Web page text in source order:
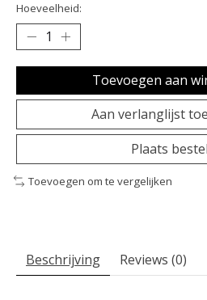
Hoeveelheid:
Toevoegen aan
Aan verlanglijst
Plaats
Toevoegen om te vergelijken
Beschrijving Reviews (0)